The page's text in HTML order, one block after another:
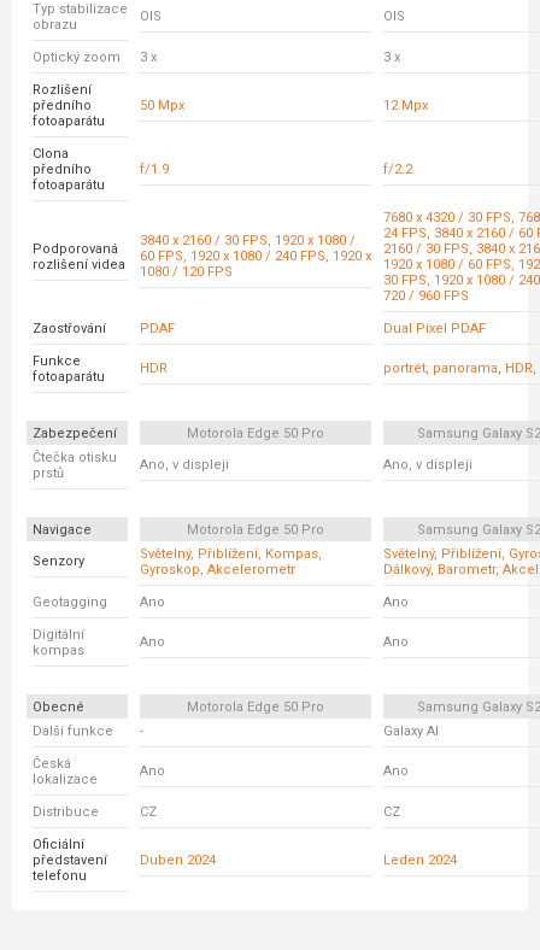
Typ stabilizace
obrazu
OIS OIS
Optický zoom 3 x 3 x
Rozlišení
předního
fotoaparátu
50 Mpx 12 Mpx
Clona
předního
fotoaparátu
f/1.9 f/2.2
Podporovaná
rozlišení videa
3840 x 2160 / 30 FPS, 1920 x 1080 /
60 FPS, 1920 x 1080 / 240 FPS, 1920 x
1080 / 120 FPS
7680 x 4320 / 30 FPS,
24 FPS, 3840 x 2160 / 60
2160 / 30 FPS, 3840 x
1920 x 1080 / 60 FPS,
30 FPS, 1920 x 1080 /
720 / 960 FPS
Zaostřování PDAF Dual Pixel PDAF
Funkce
fotoaparátu
HDR portrét, panorama,
Zabezpečení Motorola Edge 50 Pro
Samsung Galaxy
Čtečka otisku
prstů
Ano, v displeji Ano, v displeji
Navigace Motorola Edge 50 Pro
Samsung Galaxy
Senzory
Světelný, Přiblížení, Kompas,
Gyroskop, Akcelerometr
Světelný, Přiblížení,
Dálkový, Barometr,
Geotagging Ano Ano
Digitální
kompas
Ano Ano
Obecné Motorola Edge 50 Pro
Samsung Galaxy
Další funkce
- Galaxy AI
Česká
lokalizace
Ano Ano
Distribuce CZ CZ
Oficiální
představení
telefonu
Duben 2024 Leden 2024